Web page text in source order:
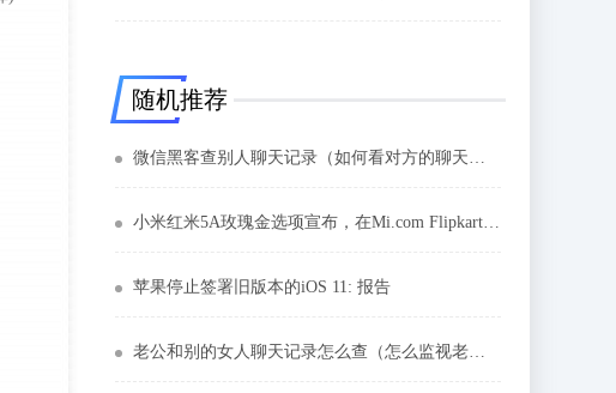
随机推荐
微信黑客查别人聊天记录（如何看对方的聊天记录）
小米红米5A玫瑰金选项宣布，在Mi.com Flipkart上销售
苹果停止签署旧版本的iOS 11: 报告
老公和别的女人聊天记录怎么查（怎么监视老公微信聊天记录）